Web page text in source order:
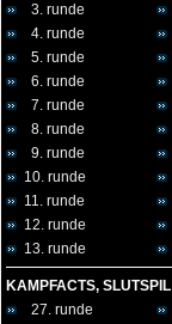
3. runde
4. runde
5. runde
6. runde
7. runde
8. runde
9. runde
10. runde
11. runde
12. runde
13. runde
KAMPFACTS, SLUTSPIL
27. runde